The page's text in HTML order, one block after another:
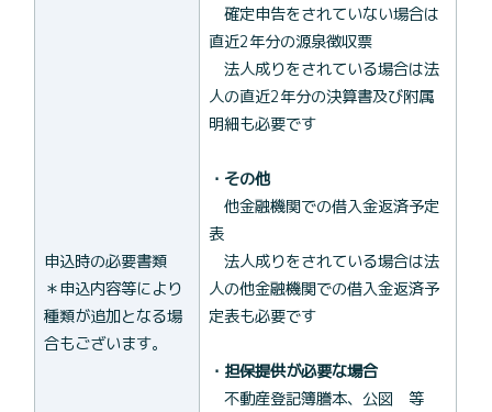
申込時の必要書類
＊申込内容等により
種類が追加となる場
合もございます。
確定申告をされていない場合は
直近2年分の源泉徴収票
法人成りをされている場合は法
人の直近2年分の決算書及び附属
明細も必要です
・その他
他金融機関での借入金返済予定
表
法人成りをされている場合は法
人の他金融機関での借入金返済予
定表も必要です
・担保提供が必要な場合
不動産登記簿謄本、公図 等